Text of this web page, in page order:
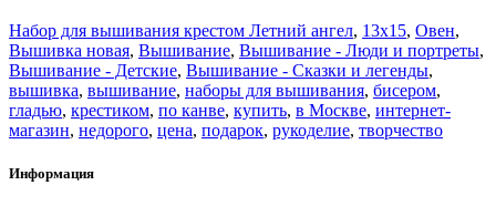
Набор для вышивания крестом Летний ангел, 13x15, Овен,
Вышивка новая, Вышивание, Вышивание - Люди и портреты,
Вышивание - Детские, Вышивание - Сказки и легенды,
вышивка, вышивание, наборы для вышивания, бисером,
гладью, крестиком, по канве, купить, в Москве, интернет-
магазин, недорого, цена, подарок, рукоделие, творчество
Информация